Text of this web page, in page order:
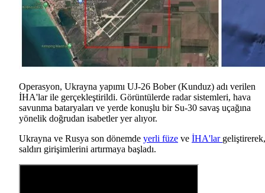
Operasyon, Ukrayna yapımı UJ-26 Bober (Kunduz) adı verilen
İHA'lar ile gerçekleştirildi. Görüntülerde radar sistemleri, hava
savunma bataryaları ve yerde konuşlu bir Su-30 savaş uçağına
yönelik doğrudan isabetler yer alıyor.
Ukrayna ve Rusya son dönemde yerli füze ve İHA'lar geliştirerek,
saldırı girişimlerini artırmaya başladı.